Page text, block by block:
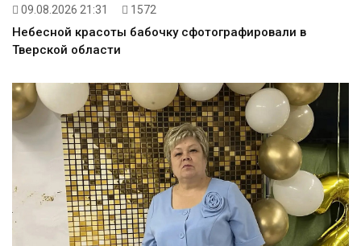
09.08.2026 21:31 1572
Небесной красоты бабочку сфотографировали в
Тверской области